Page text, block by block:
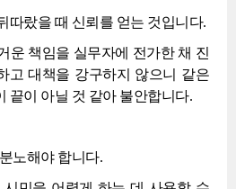
따랐을 때 신뢰를 얻는 것입니다.
운 책임을 실무자에 전가한 채 진
고 대책을 강구하지 않으니 같은
끝이 아닐 것 같아 불안합니다.
노해야 합니다.